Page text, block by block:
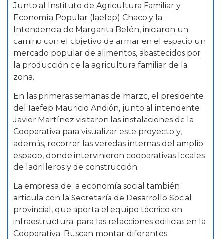
Junto al Instituto de Agricultura Familiar y
Economía Popular (Iaefep) Chaco y la
Intendencia de Margarita Belén, iniciaron un
camino con el objetivo de armar en el espacio un
mercado popular de alimentos, abastecidos por
la producción de la agricultura familiar de la
zona.
En las primeras semanas de marzo, el presidente
del Iaefep Mauricio Andión, junto al intendente
Javier Martínez visitaron las instalaciones de la
Cooperativa para visualizar este proyecto y,
además, recorrer las veredas internas del amplio
espacio, donde intervinieron cooperativas locales
de ladrilleros y de construcción.
La empresa de la economía social también
articula con la Secretaría de Desarrollo Social
provincial, que aporta el equipo técnico en
infraestructura, para las refacciones edilicias en la
Cooperativa. Buscan montar diferentes